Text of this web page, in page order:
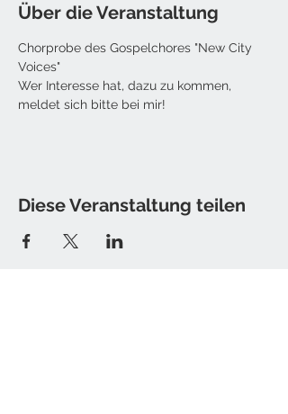
Über die Veranstaltung
Chorprobe des Gospelchores "New City
Voices"
Wer Interesse hat, dazu zu kommen,
meldet sich bitte bei mir!
Diese Veranstaltung teilen